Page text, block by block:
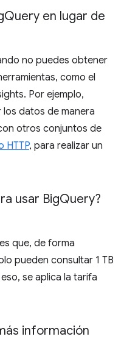
Query en lugar de
no puedes obtener
como el
Por ejemplo,
datos de manera
otros conjuntos de
HTTP, para realizar un
usar BigQuery?
que, de forma
pueden consultar 1 TB
se aplica la tarifa
información